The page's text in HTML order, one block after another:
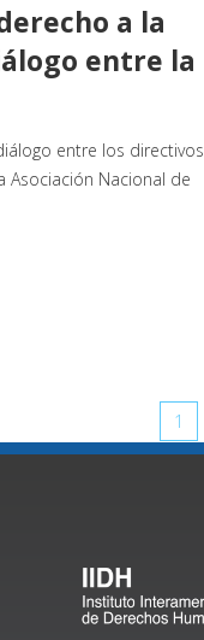
a la
entre la
entre los directivos
Asociación Nacional de
1